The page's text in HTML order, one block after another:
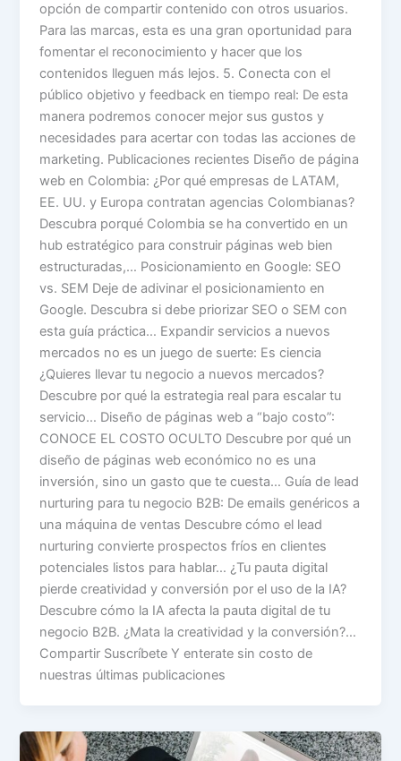
opción de compartir contenido con otros usuarios.
Para las marcas, esta es una gran oportunidad para
fomentar el reconocimiento y hacer que los
contenidos lleguen más lejos. 5. Conecta con el
público objetivo y feedback en tiempo real: De esta
manera podremos conocer mejor sus gustos y
necesidades para acertar con todas las acciones de
marketing. Publicaciones recientes Diseño de página
web en Colombia: ¿Por qué empresas de LATAM,
EE. UU. y Europa contratan agencias Colombianas?
Descubra porqué Colombia se ha convertido en un
hub estratégico para construir páginas web bien
estructuradas,… Posicionamiento en Google: SEO
vs. SEM Deje de adivinar el posicionamiento en
Google. Descubra si debe priorizar SEO o SEM con
esta guía práctica… Expandir servicios a nuevos
mercados no es un juego de suerte: Es ciencia
¿Quieres llevar tu negocio a nuevos mercados?
Descubre por qué la estrategia real para escalar tu
servicio… Diseño de páginas web a “bajo costo”:
CONOCE EL COSTO OCULTO Descubre por qué un
diseño de páginas web económico no es una
inversión, sino un gasto que te cuesta… Guía de lead
nurturing para tu negocio B2B: De emails genéricos a
una máquina de ventas Descubre cómo el lead
nurturing convierte prospectos fríos en clientes
potenciales listos para hablar… ¿Tu pauta digital
pierde creatividad y conversión por el uso de la IA?
Descubre cómo la IA afecta la pauta digital de tu
negocio B2B. ¿Mata la creatividad y la conversión?…
Compartir Suscríbete Y enterate sin costo de
nuestras últimas publicaciones